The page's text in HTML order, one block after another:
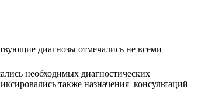
диагнозы отмечались не всеми
необходимых диагностических
также назначения консультаций